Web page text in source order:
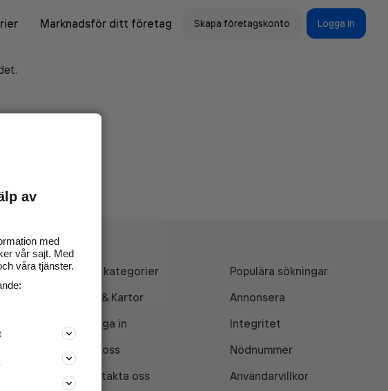
Marknadsför ditt företag Skapa företagskonto Logga in
på
dig.
Alla kategorier
Populära sökningar
API & Kartor
Annonsera
Logga in
Integritet
Om oss
Nödnummer
Kontakta oss
Användarvillkor
av
med
vår sajt. Med
våra tjänster.